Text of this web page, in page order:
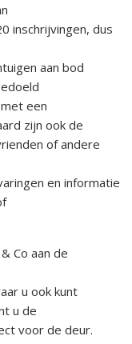
inschrijvingen, dus
aan bod
een
zijn ook de
of andere
en informatie
Co aan de
u ook kunt
u de
voor de deur.